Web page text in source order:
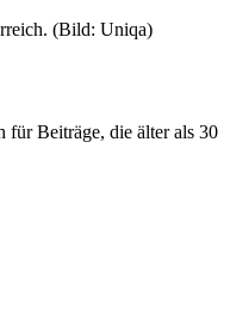
(Bild: Uniqa)
für Beiträge, die älter als 30